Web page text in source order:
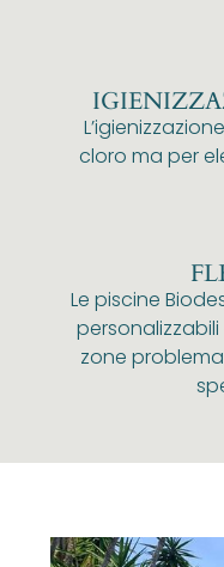
cloro ma per
Le piscine
zone